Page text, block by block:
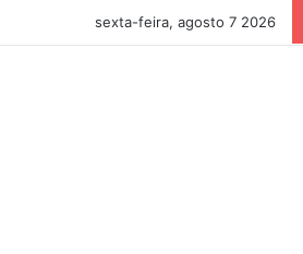
sexta-feira, agosto 7 2026